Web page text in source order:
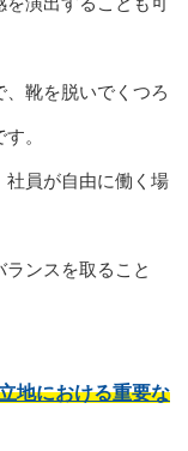
靴を脱いでくつろ
。
社員が自由に働く場
ンスを取ること
地における重要な